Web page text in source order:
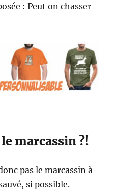
: Peut on chasser
marcassin ?!
pas le marcassin à
si possible.